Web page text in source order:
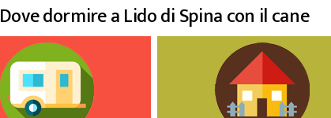
Dove dormire a Lido di Spina con il cane